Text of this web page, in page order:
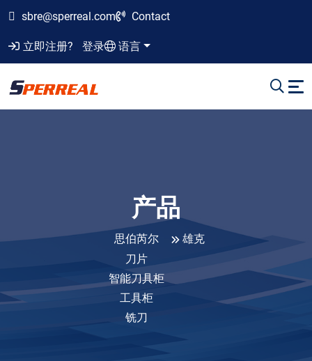
sbre@sperreal.com Contact
立即注册? 登录 语言
产品
思伯芮尔
刀片
智能刀具柜
工具柜
铣刀
雄克